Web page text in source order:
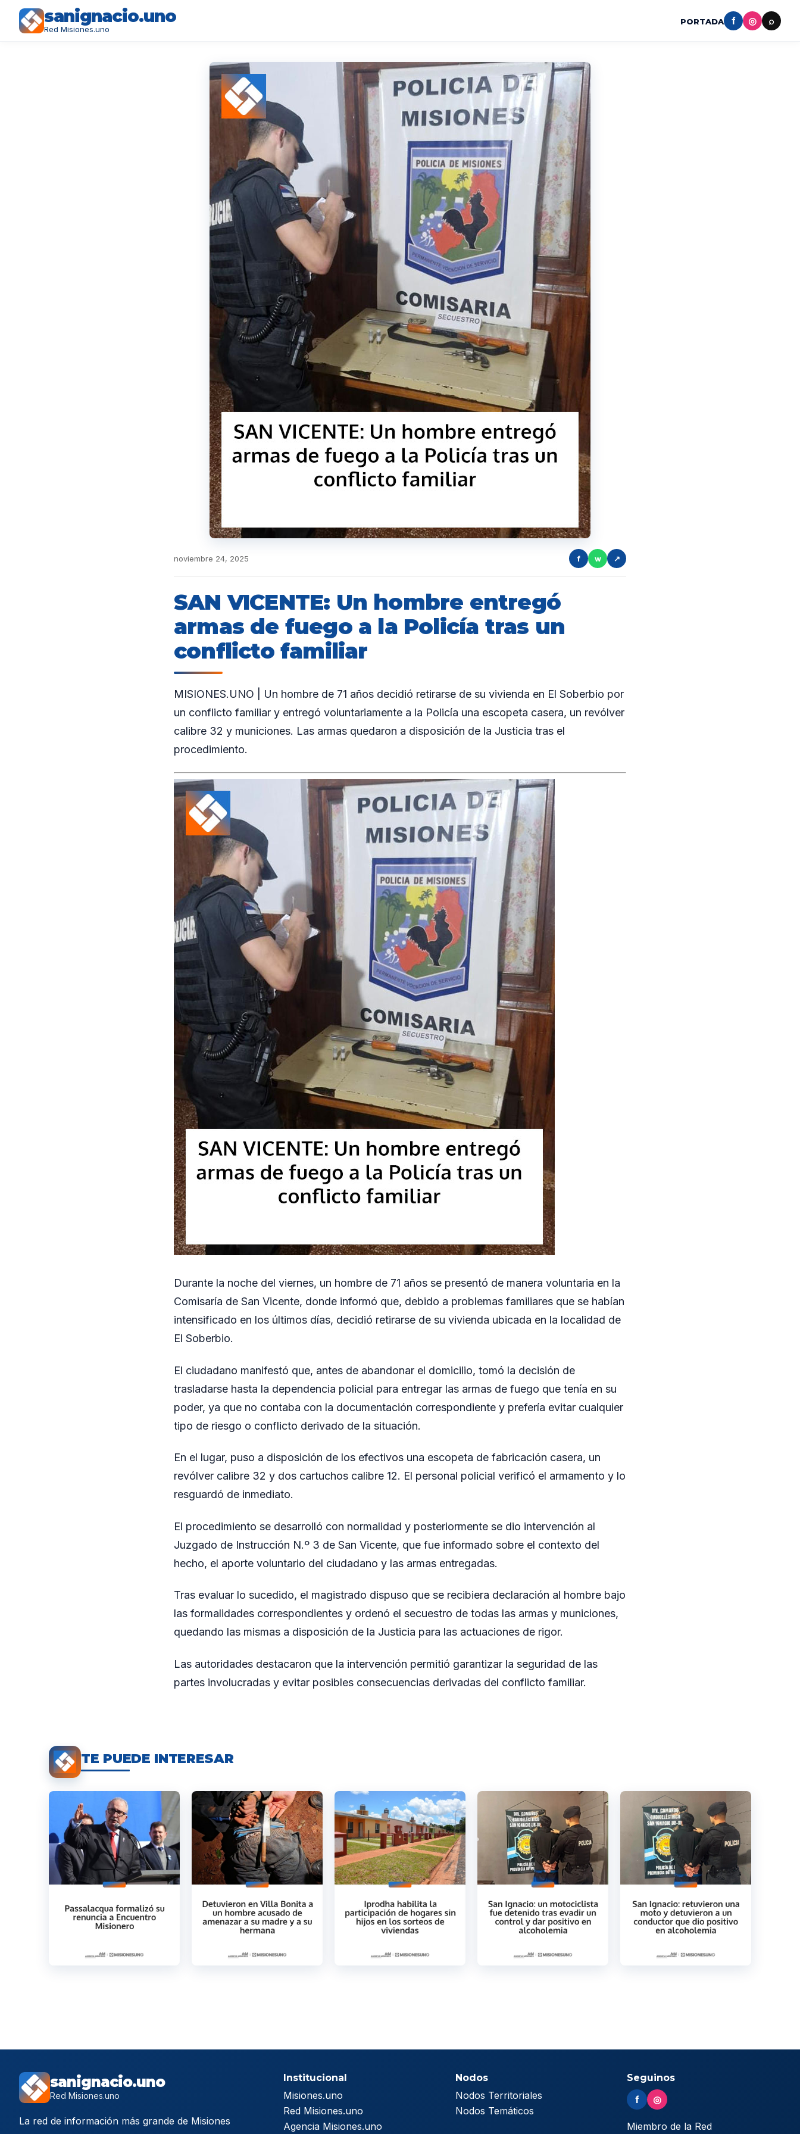
sanignacio.uno
Red Misiones.uno
PORTADA f ◎ ⌕
noviembre 24, 2025 f w ↗
SAN VICENTE: Un hombre entregó
armas de fuego a la Policía tras un
conflicto familiar
MISIONES.UNO | Un hombre de 71 años decidió retirarse de su vivienda en El Soberbio por
un conflicto familiar y entregó voluntariamente a la Policía una escopeta casera, un revólver
calibre 32 y municiones. Las armas quedaron a disposición de la Justicia tras el
procedimiento.
Durante la noche del viernes, un hombre de 71 años se presentó de manera voluntaria en la
Comisaría de San Vicente, donde informó que, debido a problemas familiares que se habían
intensificado en los últimos días, decidió retirarse de su vivienda ubicada en la localidad de
El Soberbio.
El ciudadano manifestó que, antes de abandonar el domicilio, tomó la decisión de
trasladarse hasta la dependencia policial para entregar las armas de fuego que tenía en su
poder, ya que no contaba con la documentación correspondiente y prefería evitar cualquier
tipo de riesgo o conflicto derivado de la situación.
En el lugar, puso a disposición de los efectivos una escopeta de fabricación casera, un
revólver calibre 32 y dos cartuchos calibre 12. El personal policial verificó el armamento y lo
resguardó de inmediato.
El procedimiento se desarrolló con normalidad y posteriormente se dio intervención al
Juzgado de Instrucción N.º 3 de San Vicente, que fue informado sobre el contexto del
hecho, el aporte voluntario del ciudadano y las armas entregadas.
Tras evaluar lo sucedido, el magistrado dispuso que se recibiera declaración al hombre bajo
las formalidades correspondientes y ordenó el secuestro de todas las armas y municiones,
quedando las mismas a disposición de la Justicia para las actuaciones de rigor.
Las autoridades destacaron que la intervención permitió garantizar la seguridad de las
partes involucradas y evitar posibles consecuencias derivadas del conflicto familiar.
TE PUEDE INTERESAR
sanignacio.uno
Red Misiones.uno
La red de información más grande de Misiones
Institucional
Misiones.uno
Red Misiones.uno
Agencia Misiones.uno
Nodos
Nodos Territoriales
Nodos Temáticos
Seguinos
f ◎
Miembro de la Red